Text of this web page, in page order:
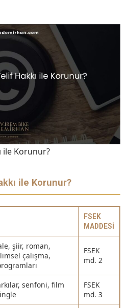
ile Korunur?
ile Korunur?
FSEK
MADDESI
şiir, roman,
çalışma,
FSEK
md. 2
senfoni, film
FSEK
md. 3